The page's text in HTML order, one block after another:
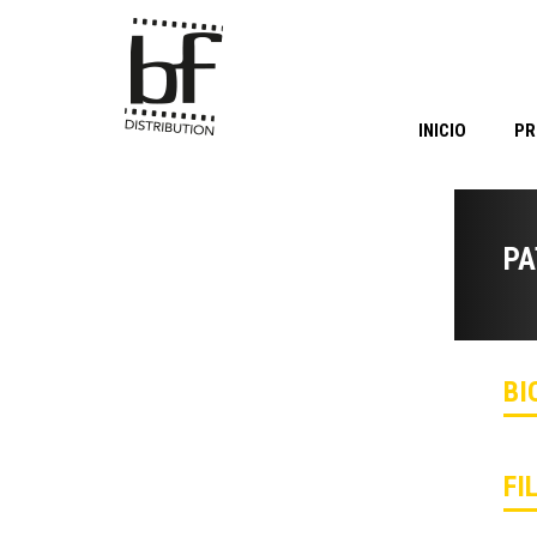
INICIO